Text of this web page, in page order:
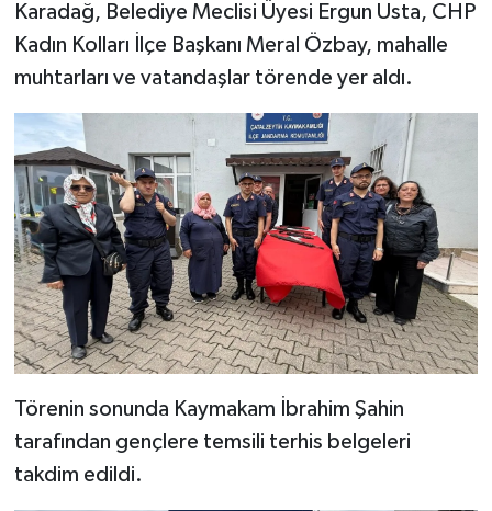
Karadağ, Belediye Meclisi Üyesi Ergun Usta, CHP
Kadın Kolları İlçe Başkanı Meral Özbay, mahalle
muhtarları ve vatandaşlar törende yer aldı.
Törenin sonunda Kaymakam İbrahim Şahin
tarafından gençlere temsili terhis belgeleri
takdim edildi.